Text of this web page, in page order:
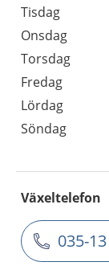
Tisdag
Onsdag
Torsdag
Fredag
Lördag
Söndag
Växeltelefon
035-